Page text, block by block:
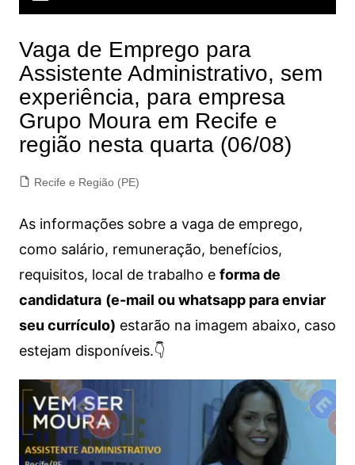
Vaga de Emprego para
Assistente Administrativo, sem
experiência, para empresa
Grupo Moura em Recife e
região nesta quarta (06/08)
Recife e Região (PE)
As informações sobre a vaga de emprego,
como salário, remuneração, benefícios,
requisitos, local de trabalho e forma de
candidatura (e-mail ou whatsapp para enviar
seu currículo) estarão na imagem abaixo, caso
estejam disponíveis.👇